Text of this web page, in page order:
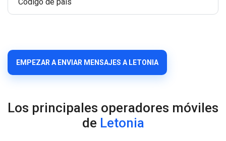
EMPEZAR A ENVIAR MENSAJES A LETONIA
Los principales operadores móviles
de Letonia